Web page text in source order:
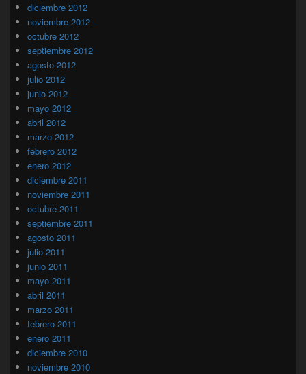
diciembre 2012
noviembre 2012
octubre 2012
septiembre 2012
agosto 2012
julio 2012
junio 2012
mayo 2012
abril 2012
marzo 2012
febrero 2012
enero 2012
diciembre 2011
noviembre 2011
octubre 2011
septiembre 2011
agosto 2011
julio 2011
junio 2011
mayo 2011
abril 2011
marzo 2011
febrero 2011
enero 2011
diciembre 2010
noviembre 2010